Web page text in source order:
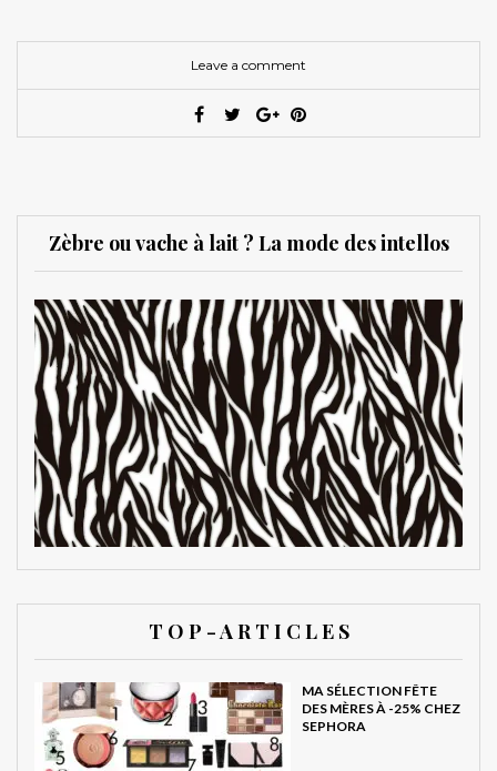
Leave a comment
Zèbre ou vache à lait ? La mode des intellos
T O P - A R T I C L E S
MA SÉLECTION FÊTE
DES MÈRES À -25% CHEZ
SEPHORA